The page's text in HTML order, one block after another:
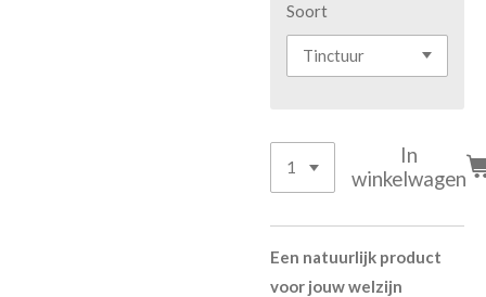
Soort
In
winkelwagen
Een natuurlijk product
voor jouw welzijn